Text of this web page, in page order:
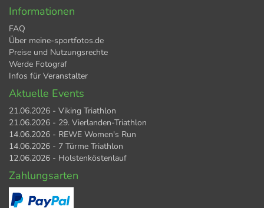
Informationen
FAQ
Über meine-sportfotos.de
Preise und Nutzungsrechte
Werde Fotograf
Infos für Veranstalter
Aktuelle Events
21.06.2026 - Viking Triathlon
21.06.2026 - 29. Vierlanden-Triathlon
14.06.2026 - REWE Women's Run
14.06.2026 - 7 Türme Triathlon
12.06.2026 - Holstenköstenlauf
Zahlungsarten